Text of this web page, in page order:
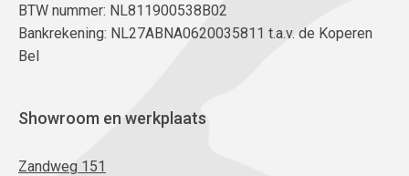
BTW nummer: NL811900538B02
Bankrekening: NL27ABNA0620035811 t.a.v. de Koperen
Bel
Showroom en werkplaats
Zandweg 151